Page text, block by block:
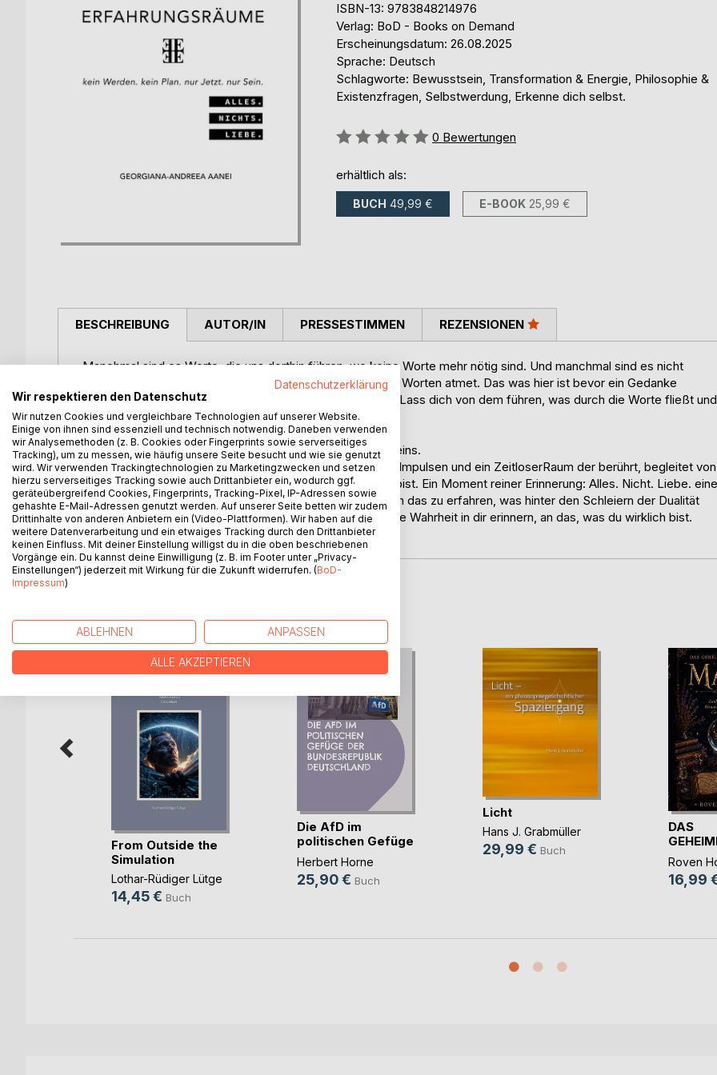
ISBN-13: 9783848214976
Verlag: BoD - Books on Demand
Erscheinungsdatum: 26.08.2025
Sprache: Deutsch
Schlagworte: Bewusstsein, Transformation & Energie, Philosophie &
Existenzfragen, Selbstwerdung, Erkenne dich selbst.
Bewertung::
0 Bewertungen
erhältlich als:
BUCH 49,99 € E-BOOK 25,99 €
BESCHREIBUNG
Manchmal sind es Worte, die uns dorthin führen, wo keine Worte mehr nötig sind. Und manchmal sind es nicht
Worte, die uns dorthin führen, sondern das was hinter den Worten atmet. Das was hier ist bevor ein Gedanke
auftaucht, bevor ein "Ich" glaubt es müsste sich erinnern. Lass dich von dem führen, was durch die Worte fließt und
hindurch atmet.
In ETERNITY entfaltet sich ein Raum des unmittelbaren Seins.
Es ist ein offener Raum, eine nicht-fertige Sammlung von Impulsen und ein ZeitloserRaum der berührt, begleitet von
Worten, die dich vielleicht daran erinnern, wer du wirklich bist. Ein Moment reiner Erinnerung: Alles. Nicht. Liebe. eine
Einladung, die eigene Wahrnehmung zu transzendieren, um das zu erfahren, was hinter den Schleiern der Dualität
liegt. Mögen dich diese Erfahrungsräume an die unendliche Wahrheit in dir erinnern, an das, was du wirklich bist.
Möge das was du liest, dich in das führen, was liest.
AUTOR/IN PRESSESTIMMEN REZENSIONEN
WEITERE TITEL BEIBoD
From Outside the
Simulation
Lothar-Rüdiger Lütge
14,45 € Buch
Die AfD im
politischen Gefüge
der (...)
Herbert Horne
25,90 € Buch
Licht
Hans J. Grabmüller
29,99 € Buch
DAS
BUCH
Roven
16,99
Datenschutzerklärung
Wir respektieren den Datenschutz
Wir nutzen Cookies und vergleichbare Technologien auf unserer Website.
Einige von ihnen sind essenziell und technisch notwendig. Daneben verwenden
wir Analysemethoden (z. B. Cookies oder Fingerprints sowie serverseitiges
Tracking), um zu messen, wie häufig unsere Seite besucht und wie sie genutzt
wird. Wir verwenden Trackingtechnologien zu Marketingzwecken und setzen
hierzu serverseitiges Tracking sowie auch Drittanbieter ein, wodurch ggf.
geräteübergreifend Cookies, Fingerprints, Tracking-Pixel, IP-Adressen sowie
gehashte E-Mail-Adressen genutzt werden. Auf unserer Seite betten wir zudem
Drittinhalte von anderen Anbietern ein (Video-Plattformen). Wir haben auf die
weitere Datenverarbeitung und ein etwaiges Tracking durch den Drittanbieter
keinen Einfluss. Mit deiner Einstellung willigst du in die oben beschriebenen
Vorgänge ein. Du kannst deine Einwilligung (z. B. im Footer unter „Privacy-
Einstellungen“) jederzeit mit Wirkung für die Zukunft widerrufen. (BoD-
Impressum)
ABLEHNEN ANPASSEN
ALLE AKZEPTIEREN